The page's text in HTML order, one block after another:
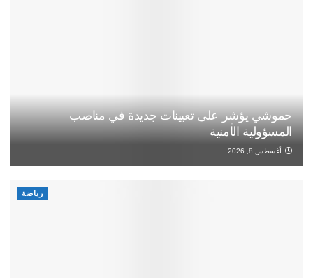
حموشي يؤشر على تعيينات جديدة في مناصب
المسؤولية الأمنية
أغسطس 8, 2026
رياضة